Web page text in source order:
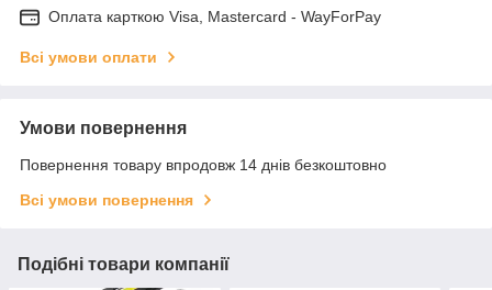
Оплата карткою Visa, Mastercard - WayForPay
Всі умови оплати
Умови повернення
Повернення товару впродовж 14 днів безкоштовно
Всі умови повернення
Подібні товари компанії